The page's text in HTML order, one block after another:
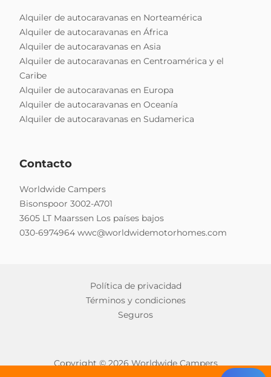
Alquiler de autocaravanas en Norteamérica
Alquiler de autocaravanas en África
Alquiler de autocaravanas en Asia
Alquiler de autocaravanas en Centroamérica y el
Caribe
Alquiler de autocaravanas en Europa
Alquiler de autocaravanas en Oceanía
Alquiler de autocaravanas en Sudamerica
Contacto
Worldwide Campers
Bisonspoor 3002-A701
3605 LT Maarssen Los países bajos
030-6974964 wwc@worldwidemotorhomes.com
Política de privacidad
Términos y condiciones
Seguros
Copyright © 2026 Worldwide Campers